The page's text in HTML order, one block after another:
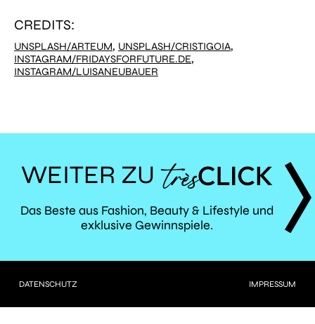
CREDITS:
UNSPLASH/ARTEUM, UNSPLASH/CRISTIGOIA,
INSTAGRAM/FRIDAYSFORFUTURE.DE,
INSTAGRAM/LUISANEUBAUER
WEITER ZU
TRÈS
CLICK
Das Beste aus Fashion, Beauty & Lifestyle und
exklusive Gewinnspiele.
DATENSCHUTZ IMPRESSUM